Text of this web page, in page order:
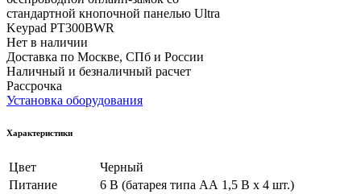
Нет в наличии
Доставка по Москве, СПб и России
Наличный и безналичный расчет
Рассрочка
Установка оборудования
Характеристики
Цвет
Черный
Питание
6 В (батарея типа АА 1,5 В х 4 шт.)